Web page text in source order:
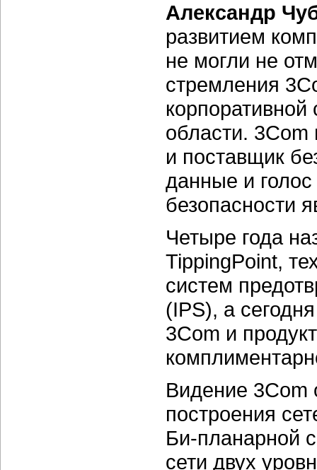
Александр
развитием
не могли не
стремления
области. 3Com
и поставщик
данные и
безопасности
Четыре года
TippingPoint,
систем
(IPS), а
3Com и
Видение 3Com
построения
Би-планарной
сети двух